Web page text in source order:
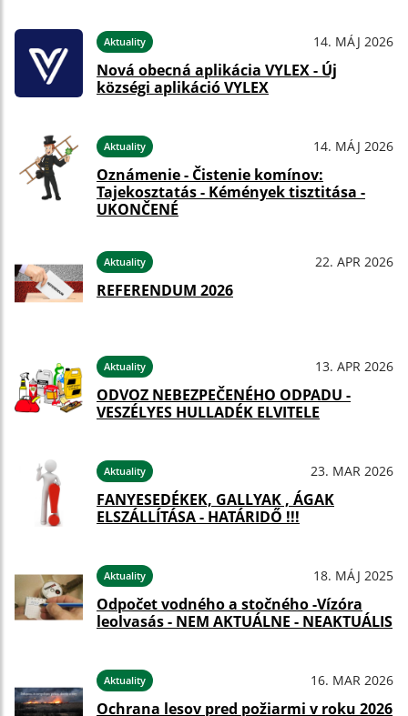
Aktuality 14. MÁJ 2026
Nová obecná aplikácia VYLEX - Új
községi aplikáció VYLEX
Aktuality 14. MÁJ 2026
Oznámenie - Čistenie komínov:
Tajekosztatás - Kémények tisztitása -
UKONČENÉ
Aktuality 22. APR 2026
REFERENDUM 2026
Aktuality 13. APR 2026
ODVOZ NEBEZPEČENÉHO ODPADU -
VESZÉLYES HULLADÉK ELVITELE
Aktuality 23. MAR 2026
FANYESEDÉKEK, GALLYAK , ÁGAK
ELSZÁLLÍTÁSA - HATÁRIDŐ !!!
Aktuality 18. MÁJ 2025
Odpočet vodného a stočného -Vízóra
leolvasás - NEM AKTUÁLNE - NEAKTUÁLIS
Aktuality 16. MAR 2026
Ochrana lesov pred požiarmi v roku 2026